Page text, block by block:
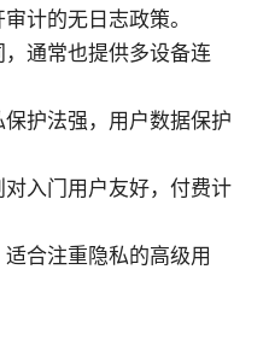
计的无日志政策。
通常也提供多设备连
护法强，用户数据保护
入门用户友好，付费计
合注重隐私的高级用